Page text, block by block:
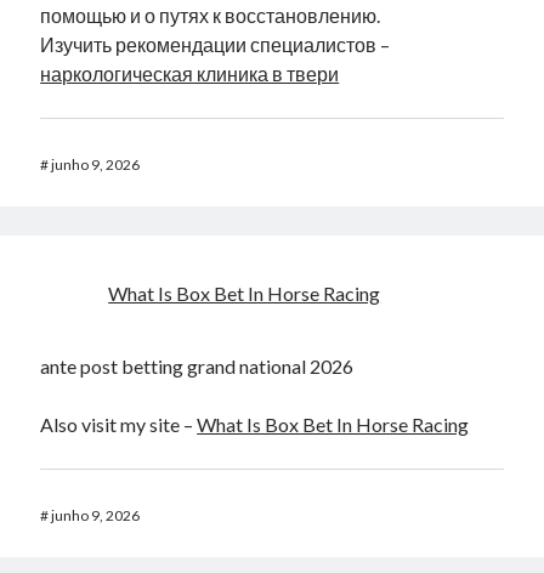
помощью и о путях к восстановлению.
Изучить рекомендации специалистов –
наркологическая клиника в твери
#junho 9, 2026
What Is Box Bet In Horse Racing​
ante post betting grand national 2026​
Also visit my site –What Is Box Bet In Horse Racing​
#junho 9, 2026